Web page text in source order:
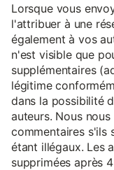
Lorsque vous
l'attribuer à une
également à vos
n'est visible que
supplémentaires
légitime
dans la possibilité
auteurs. Nous
commentaires s'ils
étant illégaux. Les
supprimées après